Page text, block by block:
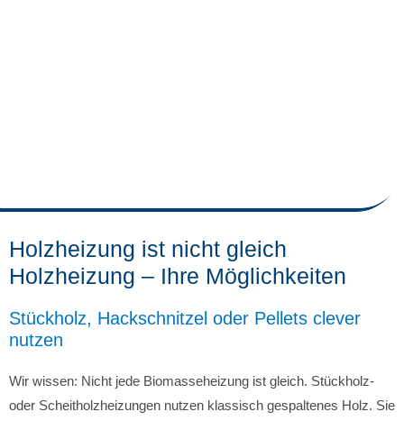
Holzheizung ist nicht gleich
Holzheizung – Ihre Möglichkeiten
Stückholz, Hackschnitzel oder Pellets clever
nutzen
Wir wissen: Nicht jede Biomasseheizung ist gleich. Stückholz-
oder Scheitholzheizungen nutzen klassisch gespaltenes Holz. Sie